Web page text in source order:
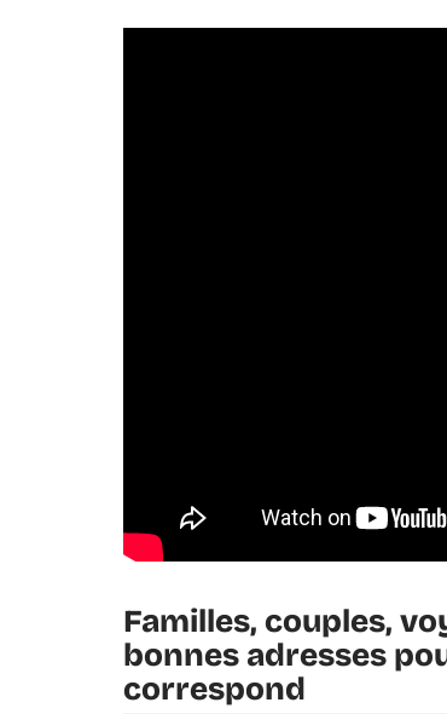
Familles, couples,
bonnes adresses
correspond